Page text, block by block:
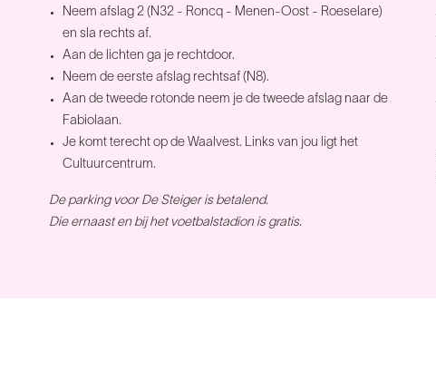
Neem afslag 2 (N32 - Roncq - Menen-Oost - Roeselare)
en sla rechts af.
Aan de lichten ga je rechtdoor.
Neem de eerste afslag rechtsaf (N8).
Aan de tweede rotonde neem je de tweede afslag naar de
Fabiolaan.
Je komt terecht op de Waalvest. Links van jou ligt het
Cultuurcentrum.
De parking voor De Steiger is betalend.
Die ernaast en bij het voetbalstadion is gratis.